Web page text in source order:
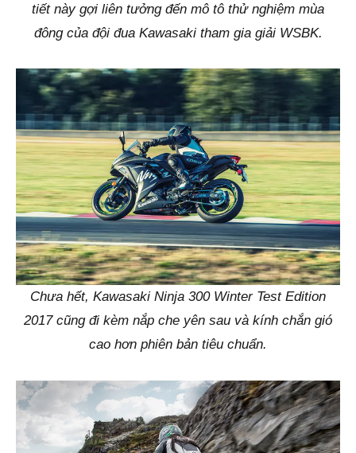
tiết này gợi liên tưởng đến mô tô thử nghiệm mùa
đông của đội đua Kawasaki tham gia giải WSBK.
Chưa hết, Kawasaki Ninja 300 Winter Test Edition
2017 cũng đi kèm nắp che yên sau và kính chắn gió
cao hơn phiên bản tiêu chuẩn.